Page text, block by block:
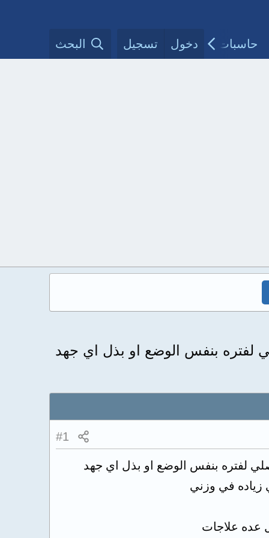
حاسبات طبية مقالات الأطباءدخول تسجيل البحث
لفتره بنفس الوضع او بذل اي جهد
#1
لفتره بنفس الوضع او بذل اي جهد
في وزني
عده علاجات